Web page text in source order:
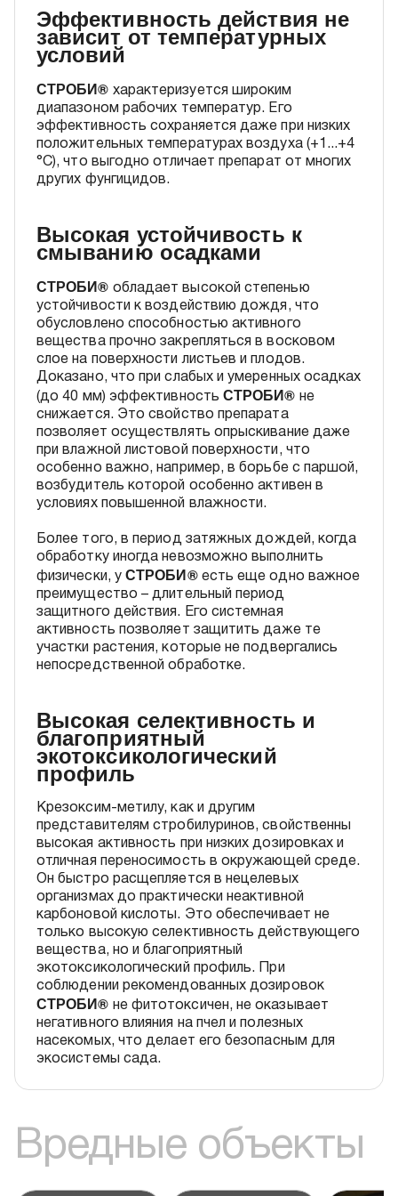
Эффективность действия не
зависит от температурных
условий
СТРОБИ® характеризуется широким
диапазоном рабочих температур. Его
эффективность сохраняется даже при низких
положительных температурах воздуха (+1...+4
°C), что выгодно отличает препарат от многих
других фунгицидов.
Высокая устойчивость к
смыванию осадками
СТРОБИ® обладает высокой степенью
устойчивости к воздействию дождя, что
обусловлено способностью активного
вещества прочно закрепляться в восковом
слое на поверхности листьев и плодов.
Доказано, что при слабых и умеренных осадках
(до 40 мм) эффективностьСТРОБИ® не
снижается. Это свойство препарата
позволяет осуществлять опрыскивание даже
при влажной листовой поверхности, что
особенно важно, например, в борьбе с паршой,
возбудитель которой особенно активен в
условиях повышенной влажности.
Более того, в период затяжных дождей, когда
обработку иногда невозможно выполнить
физически, уСТРОБИ®есть еще одно важное
преимущество – длительный период
защитного действия. Его системная
активность позволяет защитить даже те
участки растения, которые не подвергались
непосредственной обработке.
Высокая селективность и
благоприятный
экотоксикологический
профиль
Крезоксим-метилу, как и другим
представителям стробилуринов, свойственны
высокая активность при низких дозировках и
отличная переносимость в окружающей среде.
Он быстро расщепляется в нецелевых
организмах до практически неактивной
карбоновой кислоты. Это обеспечивает не
только высокую селективность действующего
вещества, но и благоприятный
экотоксикологический профиль. При
соблюдении рекомендованных дозировок
СТРОБИ® не фитотоксичен, не оказывает
негативного влияния на пчел и полезных
насекомых, что делает его безопасным для
экосистемы сада.
Вредные объекты